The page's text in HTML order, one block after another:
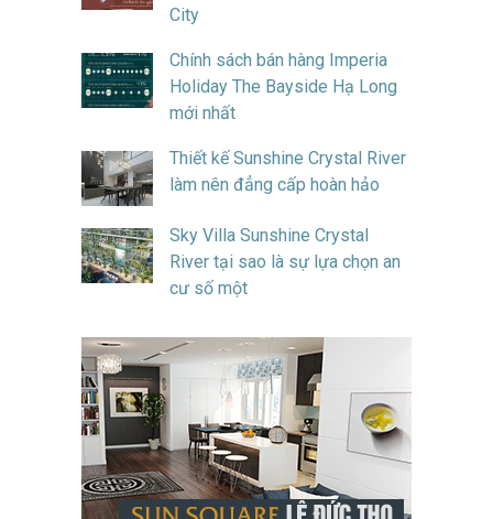
City
Chính sách bán hàng Imperia
Holiday The Bayside Hạ Long
mới nhất
Thiết kế Sunshine Crystal River
làm nên đẳng cấp hoàn hảo
Sky Villa Sunshine Crystal
River tại sao là sự lựa chọn an
cư số một